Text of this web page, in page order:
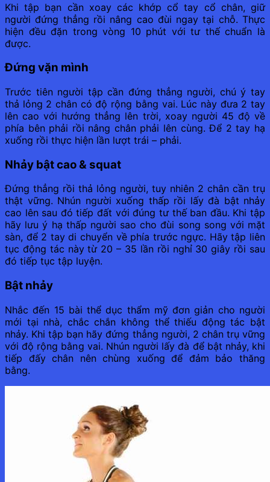
Khi tập bạn cần xoay các khớp cổ tay cổ chân, giữ
người đứng thẳng rồi nâng cao đùi ngay tại chỗ. Thực
hiện đều đặn trong vòng 10 phút với tư thế chuẩn là
được.
Đứng vặn mình
Trước tiên người tập cần đứng thẳng người, chú ý tay
thả lỏng 2 chân có độ rộng bằng vai. Lúc này đưa 2 tay
lên cao với hướng thẳng lên trời, xoay người 45 độ về
phía bên phải rồi nâng chân phải lên cùng. Để 2 tay hạ
xuống rồi thực hiện lần lượt trái – phải.
Nhảy bật cao & squat
Đứng thẳng rồi thả lỏng người, tuy nhiên 2 chân cần trụ
thật vững. Nhún người xuống thấp rồi lấy đà bật nhảy
cao lên sau đó tiếp đất với đúng tư thế ban đầu. Khi tập
hãy lưu ý hạ thấp người sao cho đùi song song với mặt
sàn, để 2 tay di chuyển về phía trước ngực. Hãy tập liên
tục động tác này từ 20 – 35 lần rồi nghỉ 30 giây rồi sau
đó tiếp tục tập luyện.
Bật nhảy
Nhắc đến 15 bài thể dục thẩm mỹ đơn giản cho người
mới tại nhà, chắc chắn không thể thiếu động tác bật
nhảy. Khi tập bạn hãy đứng thẳng người, 2 chân trụ vững
với độ rộng bằng vai. Nhún người lấy đà để bật nhảy, khi
tiếp đấy chân nên chùng xuống để đảm bảo thăng
bằng.